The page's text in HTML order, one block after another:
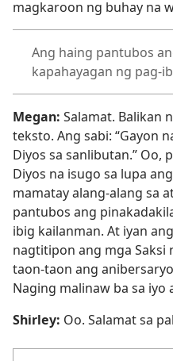
magkaroon ng buhay na
Ang haing pantubos
kapahayagan ng pag-
Megan: Salamat. Balikan
teksto. Ang sabi: “Gayon
Diyos sa sanlibutan.” Oo,
Diyos na isugo sa lupa
mamatay alang-alang sa
pantubos ang
ibig kailanman. At iyan
nagtitipon ang mga Saksi
taon-taon ang
Naging malinaw ba sa iyo
Shirley: Oo. Salamat sa